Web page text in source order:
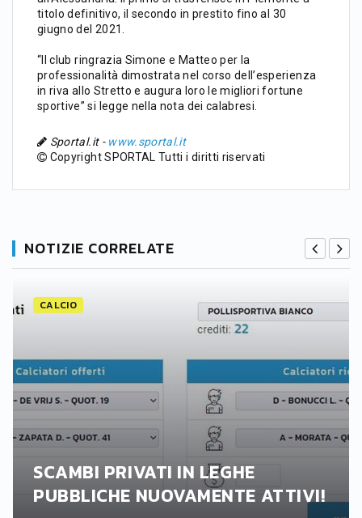
titolo definitivo, il secondo in prestito fino al 30
giugno del 2021.
“Il club ringrazia Simone e Matteo per la
professionalità dimostrata nel corso dell’esperienza
in riva allo Stretto e augura loro le migliori fortune
sportive” si legge nella nota dei calabresi.
Sportal.it - www.sportal.it
Copyright SPORTAL Tutti i diritti riservati
NOTIZIE CORRELATE
CALCIO
SCAMBI PRIVATI IN LEGHE
PUBBLICHE NUOVAMENTE ATTIVI!